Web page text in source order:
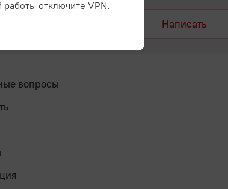
нам Написать
вопросы
отключите VPN.